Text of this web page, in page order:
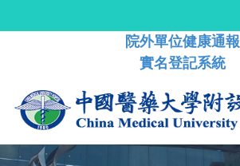
院外單位健康通報
實名登記系統